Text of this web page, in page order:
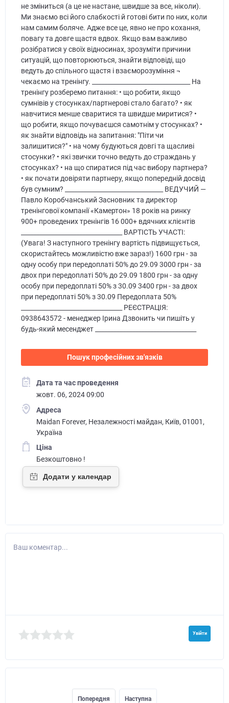
не зміниться (а це не настане, швидше за все, ніколи).
Ми знаємо всі його слабкості й готові бити по них, коли
нам самим боляче. Адже все це, явно не про кохання,
повагу та довге щастя вдвох. Якщо вам важливо
розібратися у своїх відносинах, зрозуміти причини
ситуацій, що повторюються, знайти відповіді, що
ведуть до спільного щастя і взаєморозуміння ¬
чекаємо на тренінгу. ________________________________ На
тренінгу розберемо питання: • що робити, якщо
сумнівів у стосунках/партнерові стало багато? • як
навчитися менше сваритися та швидше миритися? •
що робити, якщо почуваєшся самотнім у стосунках? •
як знайти відповідь на запитання: "Піти чи
залишитися?" • на чому будуються довгі та щасливі
стосунки? • які звички точно ведуть до страждань у
стосунках? • на що спиратися під час вибору партнера?
• як почати довіряти партнеру, якщо попередній досвід
був сумним? ________________________________ ВЕДУЧИЙ —
Павло Коробчанський Засновник та директор
тренінгової компанії «Камертон» 18 років на ринку
900+ проведених тренінгів 16 000+ вдячних клієнтів
_________________________________ ВАРТІСТЬ УЧАСТІ:
(Увага! З наступного тренінгу вартість підвищується,
скористайтесь можливістю вже зараз!) 1600 грн - за
одну особу при передоплаті 50% до 29.09 3000 грн - за
двох при передоплаті 50% до 29.09 1800 грн - за одну
особу при передоплаті 50% з 30.09 3400 грн - за двох
при передоплаті 50% з 30.09 Передоплата 50%
_________________________________ РЕЄСТРАЦІЯ:
0938643572 - менеджер Ірина Дзвонить чи пишіть у
будь-який месенджет _________________________________
Пошук професійних зв'язків
Дата та час проведення
жовт. 06, 2024 09:00
Адреса
Maidan Forever, Незалежності майдан, Київ, 01001,
Україна
Ціна
Безкоштовно !
Ваш коментар...
Увійти
Попередня Наступна